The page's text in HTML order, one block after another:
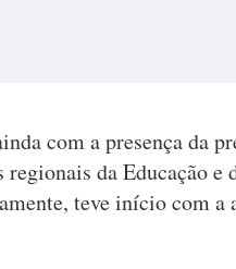
com a presença da
da Educação e
teve início com a